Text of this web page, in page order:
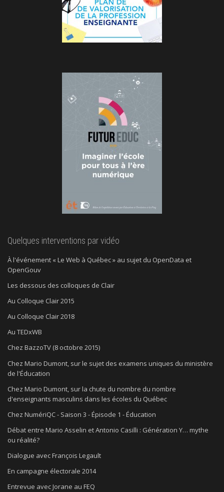
Quelques interventions par vidéo
À l'événement « Le Web à Québec » au sujet du OpenData et
OpenGouv
Les dessous des colloques de Clair
Au Colloque Clair 2015
Au Colloque Clair 2018
Au TEDxWB
Chez BazzoTV (8 octobre 2015)
Chez Mario Dumont, sur le sujet des examens uniques du ministère
de l'Éducation
Chez Mario Dumont, sur la chute du nombre du nombre
d'enseignants masculins dans les écoles du Québec
Chez NumériQC - Saison 3 - Épisode 1 - Éducation
Débat entre Mario Asselin et Antonio Casilli : Génération Y… mythe
ou réalité?
Dialogue avec François Legault
En campagne électorale 2014
Entrevue avec Jorane au FEQ